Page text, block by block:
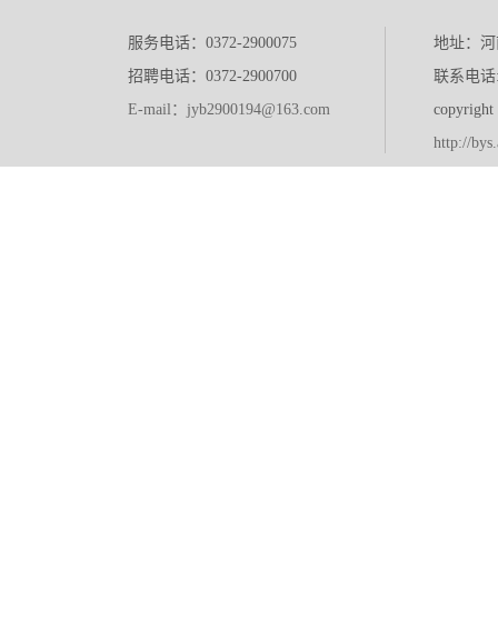
服务电话：0372-2900075
招聘电话：0372-2900700
E-mail：jyb2900194@163.com
地址：
联系电
http://